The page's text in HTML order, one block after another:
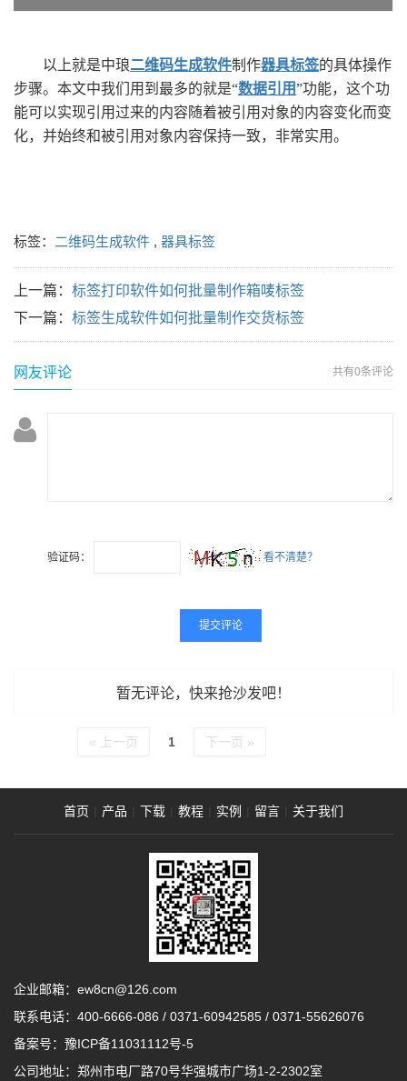
以上就是中琅二维码生成软件制作器具标签的具体操作
步骤。本文中我们用到最多的就是“数据引用”功能，这个功
能可以实现引用过来的内容随着被引用对象的内容变化而变
化，并始终和被引用对象内容保持一致，非常实用。
标签： 二维码生成软件 , 器具标签
上一篇： 标签打印软件如何批量制作箱唛标签
下一篇： 标签生成软件如何批量制作交货标签
共有0条评论
网友评论
验证码： 看不清楚？
暂无评论，快来抢沙发吧！
« 上一页 1 下一页 »
首页 产品 下载 教程 实例 留言 关于我们
企业邮箱：ew8cn@126.com
联系电话： 400-6666-086 / 0371-60942585 / 0371-55626076
备案号： 豫ICP备11031112号-5
公司地址：郑州市电厂路70号华强城市广场1-2-2302室